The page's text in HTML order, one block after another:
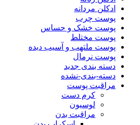
ادکلن مردانه
پوست چرب
پوست خشک و حساس
پوست مختلط
پوست ملتهب و آسیب دیده
پوست نرمال
دسته بندی جدید
دسته-بندی-نشده
مراقبت پوست
کرم دست
لوسیون
مراقبت بدن